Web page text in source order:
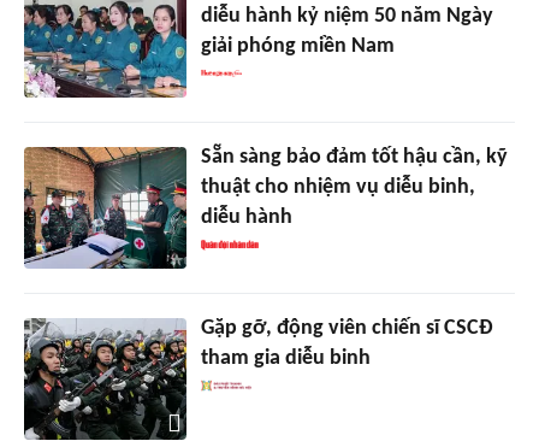
diễu hành kỷ niệm 50 năm Ngày
giải phóng miền Nam
Sẵn sàng bảo đảm tốt hậu cần, kỹ
thuật cho nhiệm vụ diễu binh,
diễu hành
Gặp gỡ, động viên chiến sĩ CSCĐ
tham gia diễu binh